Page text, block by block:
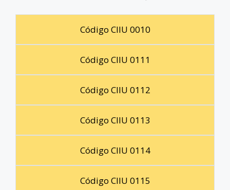
Código CIIU 0010
Código CIIU 0111
Código CIIU 0112
Código CIIU 0113
Código CIIU 0114
Código CIIU 0115